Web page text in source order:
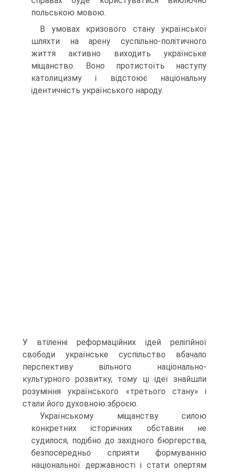
польською мовою.
В умовах кризового стану української
шляхти на арену суспільно-політичного
життя активно виходить українське
міщанство. Воно протистоїть наступу
католицизму і відстоює національну
ідентичність українського народу.
У втіленні реформаційних ідей релігійної
свободи українське суспільство вбачало
перспективу вільного національно-
культурного розвитку, тому ці ідеї знайшли
розуміння українського «третього стану» і
стали його духовною зброєю.
Українському міщанству силою
конкретних історичних обставин не
судилося, подібно до західного бюргерства,
безпосередньо сприяти формуванню
національної державності і стати опертям